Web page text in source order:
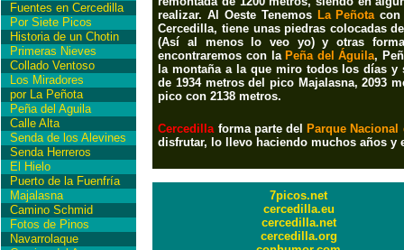
Fuentes en Cercedilla
Por Siete Picos
Historia de un Chotin
Primeras Nieves
Collado Ventoso
Los Miradores
por La Peñota
Peña del Aguila
Calle Alta
Senda de los Alevines
Senda Herreros
El Hielo
Puerto de la Fuenfría
Majalasna
Camino Schmid
Fotos de Pinos
Navarrolaque
realizar. Al Oeste Tenemos La Peñotacon
Cercedilla, tiene unas piedras colocadas
(Así al menos lo veo yo) y otras
encontraremos con la Peña del Águila,
la montaña a la que miro todos los días
de 1934 metros del pico Majalasna, 2093
pico con 2138 metros.
Cercedillaforma parte del
Parque
disfrutar, lo llevo haciendo muchos años y
7picos.net
cercedilla.eu
cercedilla.net
cercedilla.org